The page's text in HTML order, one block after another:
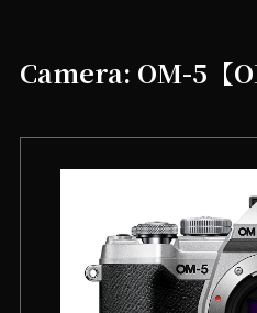
Camera: OM-5【